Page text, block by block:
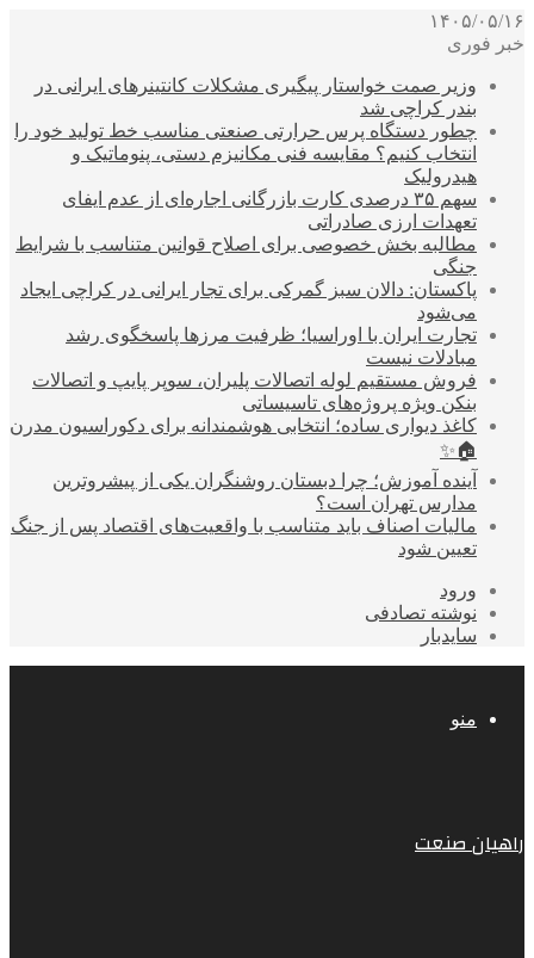
۱۴۰۵/۰۵/۱۶
خبر فوری
وزیر صمت خواستار پیگیری مشکلات کانتینرهای ایرانی در
بندر کراچی شد
چطور دستگاه پرس حرارتی صنعتی مناسب خط تولید خود را
انتخاب کنیم؟ مقایسه فنی مکانیزم دستی، پنوماتیک و
هیدرولیک
سهم ۳۵ درصدی کارت بازرگانی اجاره‌ای از عدم ایفای
تعهدات ارزی صادراتی
مطالبه بخش خصوصی برای اصلاح قوانین متناسب با شرایط
جنگی
پاکستان: دالان سبز گمرکی برای تجار ایرانی در کراچی ایجاد
می‌شود
تجارت ایران با اوراسیا؛ ظرفیت مرزها پاسخگوی رشد
مبادلات نیست
فروش مستقیم لوله اتصالات پلیران، سوپر پایپ و اتصالات
بنکن ویژه پروژه‌های تاسیساتی
کاغذ دیواری ساده؛ انتخابی هوشمندانه برای دکوراسیون مدرن
🏠✨
آینده آموزش؛ چرا دبستان روشنگران یکی از پیشروترین
مدارس تهران است؟
مالیات اصناف باید متناسب با واقعیت‌های اقتصاد پس از جنگ
تعیین شود
ورود
نوشته تصادفی
سایدبار
منو
راهیان صنعت